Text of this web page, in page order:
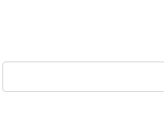
parola: